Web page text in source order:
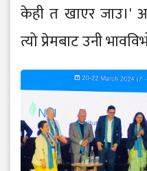
केही त खाएर जाउ।'
त्यो प्रेमबाट उनी